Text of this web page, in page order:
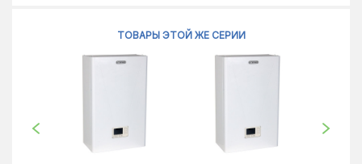
ТОВАРЫ ЭТОЙ ЖЕ СЕРИИ